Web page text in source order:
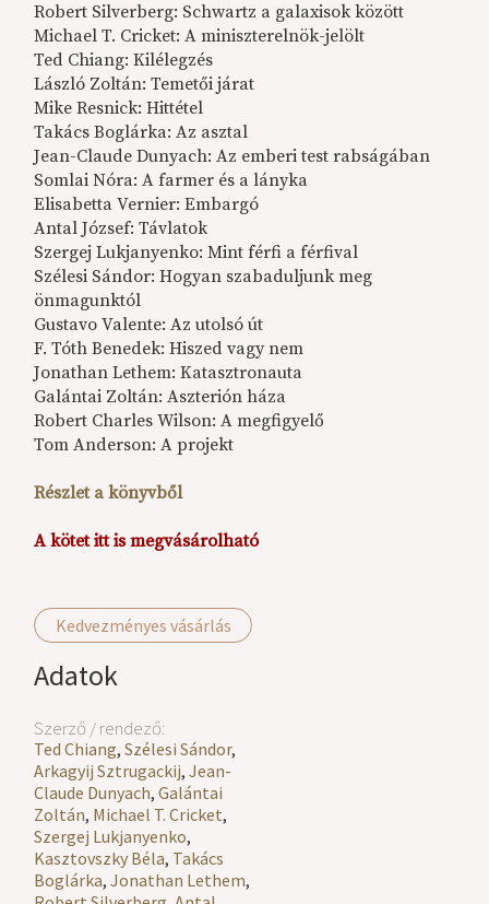
Kedvezményes vásárlás
Adatok
Szerző / rendező:
Ted Chiang,Szélesi Sándor,
Arkagyij Sztrugackij,Jean-
Claude Dunyach,Galántai
Zoltán, Michael T. Cricket,
Szergej Lukjanyenko,
Kasztovszky Béla, Takács
Boglárka,Jonathan Lethem,
Robert Silverberg: Schwartz a galaxisok között
Michael T. Cricket: A miniszterelnök-jelölt
Ted Chiang: Kilélegzés
László Zoltán: Temetői járat
Mike Resnick: Hittétel
Takács Boglárka: Az asztal
Jean-Claude Dunyach: Az emberi test rabságában
Somlai Nóra: A farmer és a lányka
Elisabetta Vernier: Embargó
Antal József: Távlatok
Szergej Lukjanyenko: Mint férfi a férfival
Szélesi Sándor: Hogyan szabaduljunk meg
önmagunktól
Gustavo Valente: Az utolsó út
F. Tóth Benedek: Hiszed vagy nem
Jonathan Lethem: Katasztronauta
Galántai Zoltán: Aszterión háza
Robert Charles Wilson: A megfigyelő
Tom Anderson: A projekt
Részlet a könyvből
A kötet itt is megvásárolható